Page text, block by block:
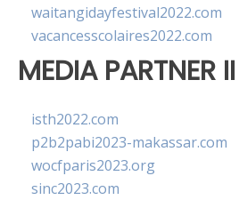
waitangidayfestival2022.com
vacancesscolaires2022.com
MEDIA PARTNER II
isth2022.com
p2b2pabi2023-makassar.com
wocfparis2023.org
sinc2023.com